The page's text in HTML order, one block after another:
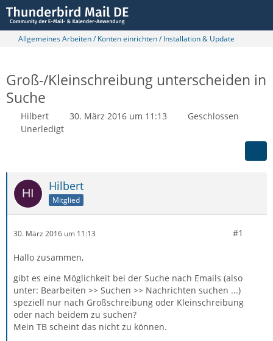
Allgemeines Arbeiten / Konten einrichten / Installation & Update
Groß-/Kleinschreibung unterscheiden in
Suche
Hilbert 30. März 2016 um 11:13
Geschlossen
Unerledigt
Hilbert
Mitglied
30. März 2016 um 11:13 #1
Hallo zusammen,
gibt es eine Möglichkeit bei der Suche nach Emails (also
unter: Bearbeiten >> Suchen >> Nachrichten suchen ...)
speziell nur nach Großschreibung oder Kleinschreibung
oder nach beidem zu suchen?
Mein TB scheint das nicht zu können.